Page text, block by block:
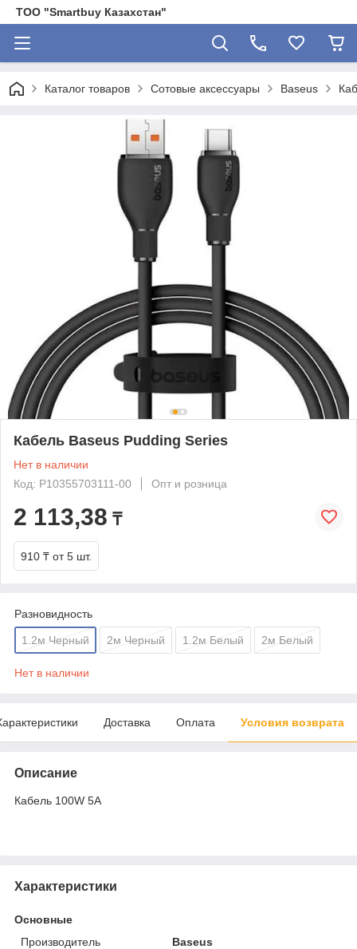
ТОО "Smartbuy Казахстан"
Каталог товаров Сотовые аксессуары Baseus
Кабель Baseus Pudding Series
Нет в наличии
Код: P10355703111-00
Опт и розница
2 113,38 ₸
910 ₸ от 5 шт.
Разновидность
1.2м Черный 2м Черный 1.2м Белый 2м Белый
Нет в наличии
Доставка Оплата Условия возврата
Описание
Кабель 100W 5A
Характеристики
Основные
Производитель
Baseus